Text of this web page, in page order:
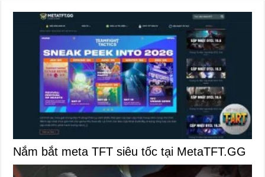
Nắm bắt meta TFT siêu tốc tại MetaTFT.GG